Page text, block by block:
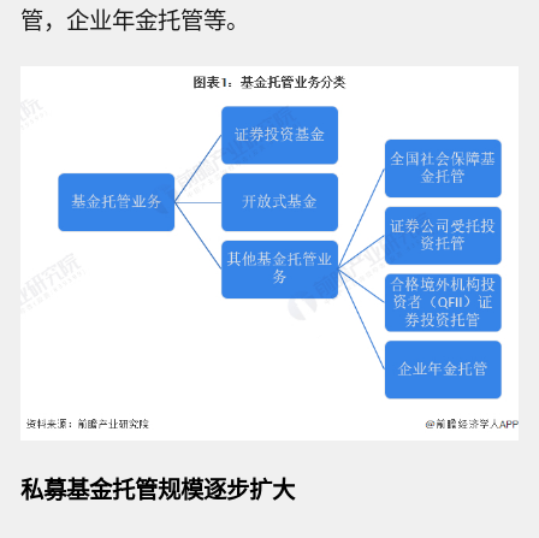
管，企业年金托管等。
私募基金托管规模逐步扩大